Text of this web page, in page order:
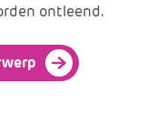
ontleend.